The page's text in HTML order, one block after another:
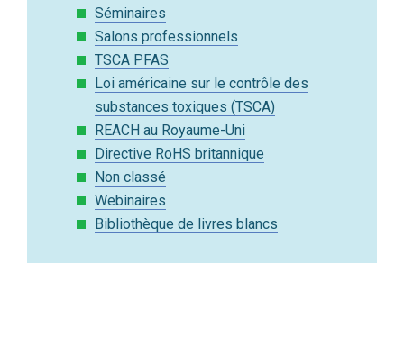
Séminaires
Salons professionnels
TSCA PFAS
Loi américaine sur le contrôle des
substances toxiques (TSCA)
REACH au Royaume-Uni
Directive RoHS britannique
Non classé
Webinaires
Bibliothèque de livres blancs